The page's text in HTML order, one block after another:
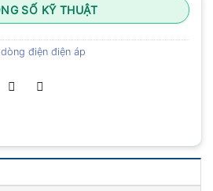
SỐ KỸ THUẬT
điện điện áp